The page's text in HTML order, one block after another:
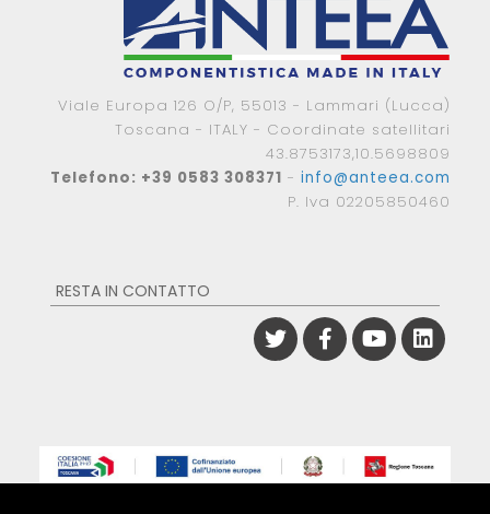
Viale Europa 126 O/P, 55013 - Lammari (Lucca)
Toscana - ITALY - Coordinate satellitari
43.8753173,10.5698809
Telefono: +39 0583 308371 -info@anteea.com
P. Iva 02205850460
RESTA IN CONTATTO